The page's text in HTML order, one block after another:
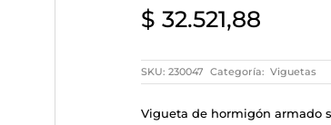
$ 32.521,88
SKU: 230047 Categoría: Viguetas
Vigueta de hormigón armado